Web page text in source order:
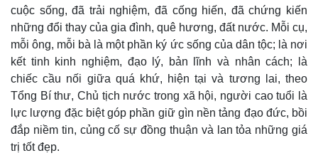
cuộc sống, đã trải nghiệm, đã cống hiến, đã chứng kiến
những đổi thay của gia đình, quê hương, đất nước. Mỗi cụ,
mỗi ông, mỗi bà là một phần ký ức sống của dân tộc; là nơi
kết tinh kinh nghiệm, đạo lý, bản lĩnh và nhân cách; là
chiếc cầu nối giữa quá khứ, hiện tại và tương lai, theo
Tổng Bí thư, Chủ tịch nước trong xã hội, người cao tuổi là
lực lượng đặc biệt góp phần giữ gìn nền tảng đạo đức, bồi
đắp niềm tin, củng cố sự đồng thuận và lan tỏa những giá
trị tốt đẹp.